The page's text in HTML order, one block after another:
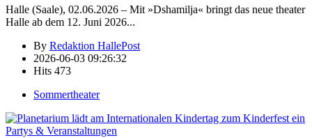
Halle (Saale), 02.06.2026 – Mit »Dshamilja« bringt das neue theater
Halle ab dem 12. Juni 2026...
By Redaktion HallePost
2026-06-03 09:26:32
Hits 473
Sommertheater
Partys & Veranstaltungen